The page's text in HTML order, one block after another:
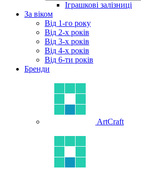
Іграшкові залізниці
За віком
Від 1-го року
Від 2-х років
Від 3-х років
Від 4-х років
Від 6-ти років
Бренди
ArtCraft